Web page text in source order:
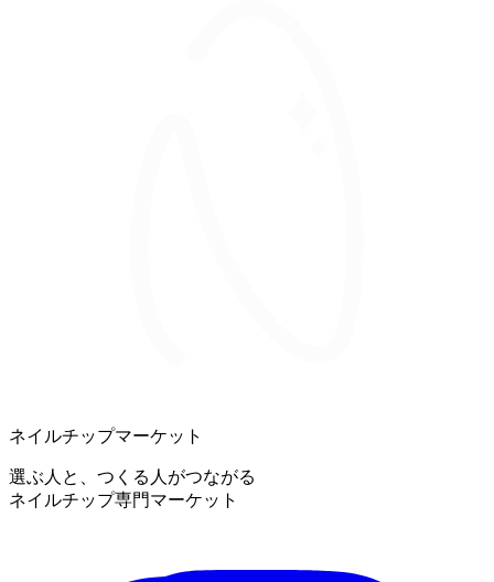
ネイルチップマーケット
選ぶ人と、つくる人がつながる
ネイルチップ専門マーケット